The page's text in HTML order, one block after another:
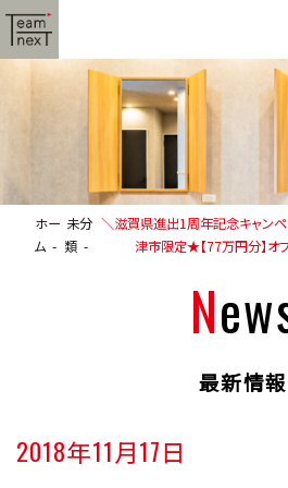
ホー
ム
未分
類
＼滋賀県進出1周年記念キャン
津市限定★【77万円分】オ
最新情報
2018年11月17日